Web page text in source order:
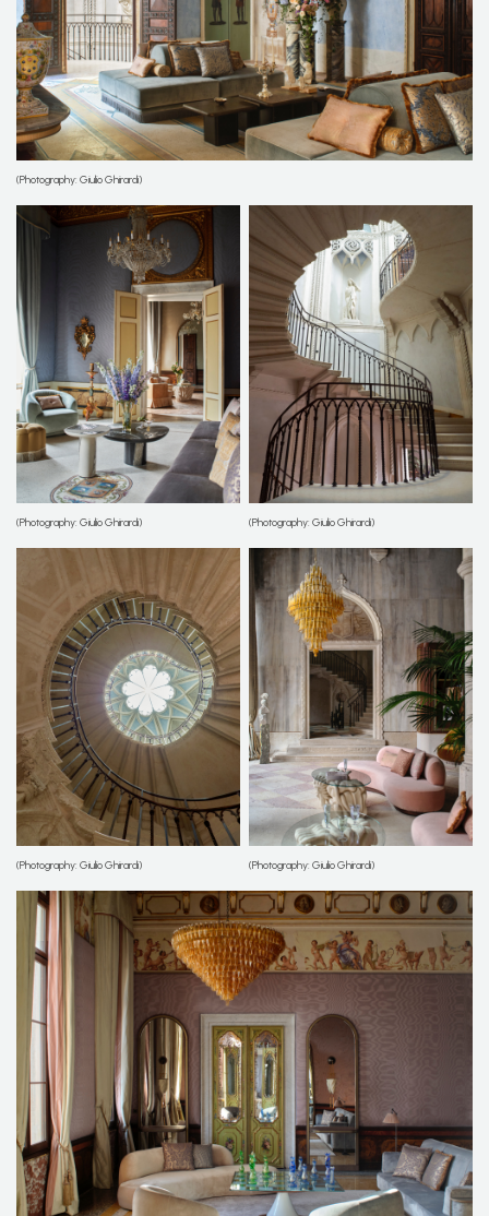
(Photography: Giulio Ghirardi)
(Photography: Giulio Ghirardi) (Photography: Giulio Ghirardi)
(Photography: Giulio Ghirardi) (Photography: Giulio Ghirardi)